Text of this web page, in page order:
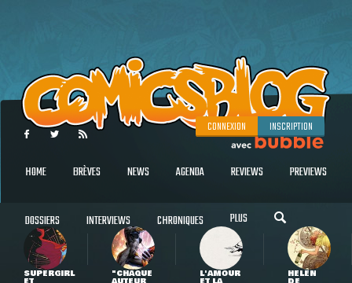
CONNEXION INSCRIPTION
HOME BRÈVES NEWS AGENDA REVIEWS PREVIEWS
DOSSIERS INTERVIEWS CHRONIQUES PLUS
SUPERGIRL "CHAQUE L'AMOUR HELEN